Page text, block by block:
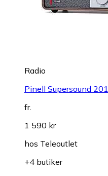
Radio
Pinell Supersound 201
fr.
1 590 kr
hos Teleoutlet
+4 butiker